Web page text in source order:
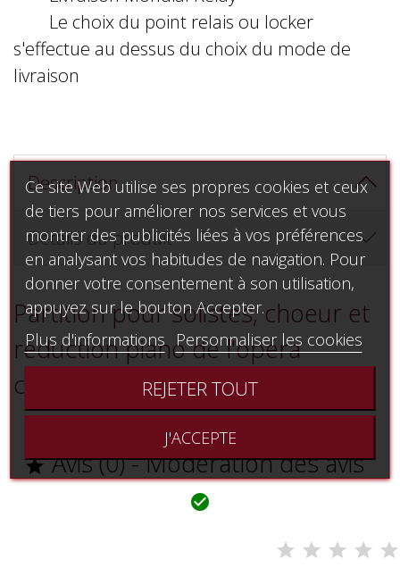
Le choix du point relais ou locker
s'effectue au dessus du choix du mode de
livraison
Description
Détails du produit
Partition pour solistes, choeur et
réduction piano de l'opéra
complet
Avis (0) - Modération des avis

Ce site Web utilise ses propres cookies et ceux
de tiers pour améliorer nos services et vous
montrer des publicités liées à vos préférences
en analysant vos habitudes de navigation. Pour
donner votre consentement à son utilisation,
appuyez sur le bouton Accepter.
Plus d'informations
Personnaliser les cookies
REJETER TOUT
J'ACCEPTE